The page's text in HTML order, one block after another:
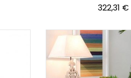
Precio
322,31 €